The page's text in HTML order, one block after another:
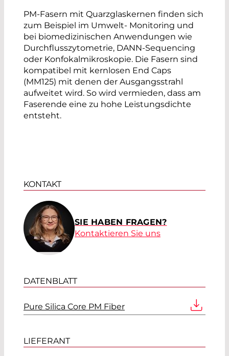
PM-Fasern mit Quarzglaskernen finden sich
zum Beispiel im Umwelt- Monitoring und
bei biomedizinischen Anwendungen wie
Durchflusszytometrie, DANN-Sequencing
oder Konfokalmikroskopie. Die Fasern sind
kompatibel mit kernlosen End Caps
(MM125) mit denen der Ausgangsstrahl
aufweitet wird. So wird vermieden, dass am
Faserende eine zu hohe Leistungsdichte
entsteht.
KONTAKT
SIE HABEN FRAGEN?
Kontaktieren Sie uns
DATENBLATT
Pure Silica Core PM Fiber
LIEFERANT